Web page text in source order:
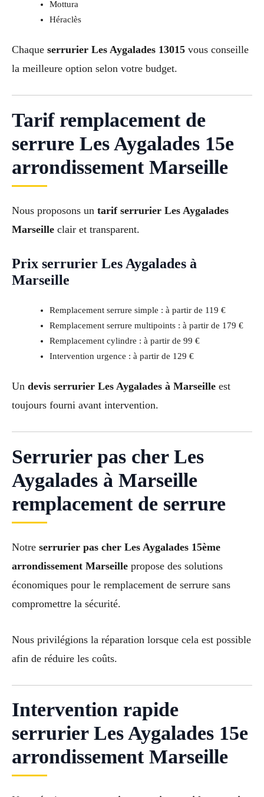
Mottura
Héraclès
Chaque serrurier Les Aygalades 13015 vous conseille
la meilleure option selon votre budget.
Tarif remplacement de
serrure Les Aygalades 15e
arrondissement Marseille
Nous proposons un tarif serrurier Les Aygalades
Marseille clair et transparent.
Prix serrurier Les Aygalades à
Marseille
Remplacement serrure simple : à partir de 119 €
Remplacement serrure multipoints : à partir de 179 €
Remplacement cylindre : à partir de 99 €
Intervention urgence : à partir de 129 €
Un devis serrurier Les Aygalades à Marseille est
toujours fourni avant intervention.
Serrurier pas cher Les
Aygalades à Marseille
remplacement de serrure
Notre serrurier pas cher Les Aygalades 15ème
arrondissement Marseille propose des solutions
économiques pour le remplacement de serrure sans
compromettre la sécurité.
Nous privilégions la réparation lorsque cela est possible
afin de réduire les coûts.
Intervention rapide
serrurier Les Aygalades 15e
arrondissement Marseille